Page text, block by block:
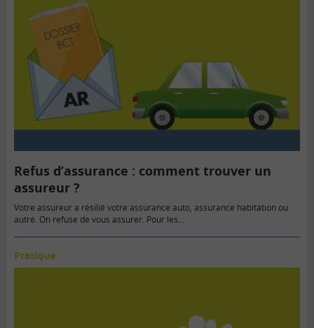
Refus d’assurance : comment trouver un
assureur ?
Votre assureur a résilié votre assurance auto, assurance habitation ou
autre. On refuse de vous assurer. Pour les…
Pratique